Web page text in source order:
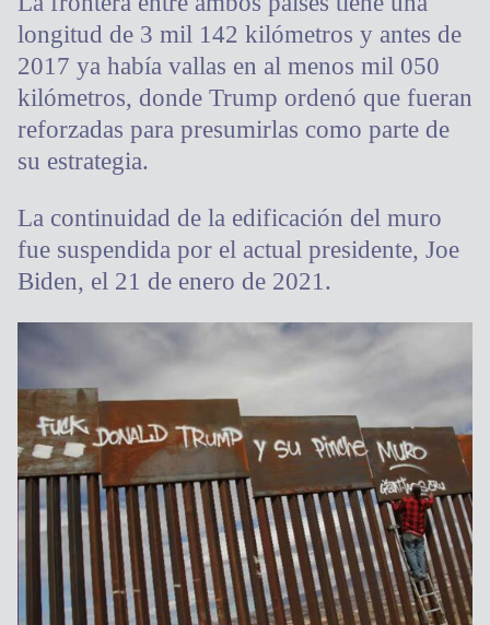
longitud de 3 mil 142 kilómetros y antes de
2017 ya había vallas en al menos mil 050
kilómetros, donde Trump ordenó que fueran
reforzadas para presumirlas como parte de
su estrategia.
La continuidad de la edificación del muro
fue suspendida por el actual presidente, Joe
Biden, el 21 de enero de 2021.